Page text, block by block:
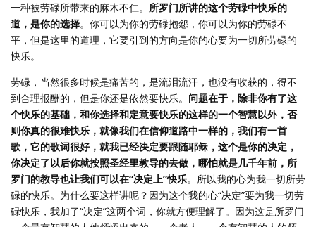
一种被劳碌所带来的麻木不仁。 所罗门所讲的这个劳碌中快乐的
道，是你的选择。你可以为你的劳碌抱怨，你可以为你的劳碌不
平，但是这里的道理，它要引到的方向是你的心要为一切所劳碌的
快乐。
劳碌，当然很多时候是痛苦的，是流泪流汗，也没有收获的，得不
到合理报酬的，但是你还是依然要快乐。 问题在于，除非你有了这
个快乐的基础，和你选择和定意要快乐的这样的一个智慧以外，否
则你真的很难快乐，就像我们在信仰道路中一样的，我们有一首
歌，它的歌词很好，就我已经决定要跟随耶稣，这个是你的决定，
你决定了以后你就按照圣经里教导的去做，哪怕就是几千年前，所
罗门的教导也让我们可以在“决定上”快乐。所以我的心为我一切所劳
碌的快乐。为什么要这样讲呢？因为这个我的心“决定”要为我一切劳
碌快乐，我加了“决定”这两个词，你就方便理解了。因为这是所罗门